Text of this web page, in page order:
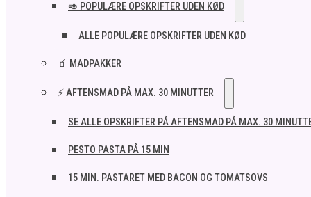
🥑 POPULÆRE OPSKRIFTER UDEN KØD
ALLE POPULÆRE OPSKRIFTER UDEN KØD
🧃 MADPAKKER
⚡ AFTENSMAD PÅ MAX. 30 MINUTTER
SE ALLE OPSKRIFTER PÅ AFTENSMAD PÅ MAX. 30
PESTO PASTA PÅ 15 MIN
15 MIN. PASTARET MED BACON OG TOMATSOVS